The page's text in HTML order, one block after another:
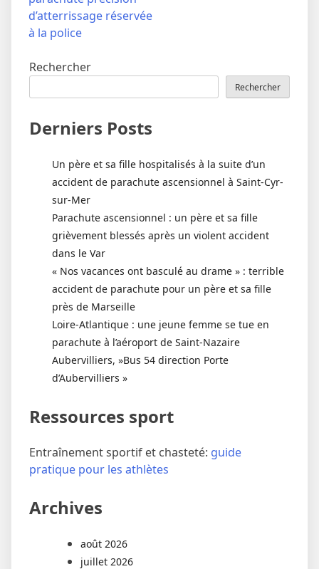
d’atterrissage réservée
à la police
Rechercher
Rechercher
Derniers Posts
Un père et sa fille hospitalisés à la suite d’un
accident de parachute ascensionnel à Saint-Cyr-
sur-Mer
Parachute ascensionnel : un père et sa fille
grièvement blessés après un violent accident
dans le Var
« Nos vacances ont basculé au drame » : terrible
accident de parachute pour un père et sa fille
près de Marseille
Loire-Atlantique : une jeune femme se tue en
parachute à l’aéroport de Saint-Nazaire
Aubervilliers, »Bus 54 direction Porte
d’Aubervilliers »
Ressources sport
Entraînement sportif et chasteté: guide
pratique pour les athlètes
Archives
août 2026
juillet 2026